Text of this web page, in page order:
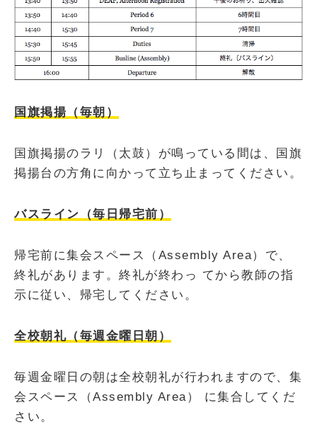
国旗掲揚（毎朝）
国旗掲揚のラリ（太鼓）が鳴っている間は、国旗
掲揚台の方角に向かって立ち止まってください。
バスライン（毎日帰宅前）
帰宅前に集会スペース（Assembly Area）で、
終礼があります。終礼が終わっ てから教師の指
示に従い、帰宅してください。
全校朝礼（毎週金曜日朝）
毎週金曜日の朝は全校朝礼が行われますので、集
会スペース（Assembly Area） に集合してくだ
さい。